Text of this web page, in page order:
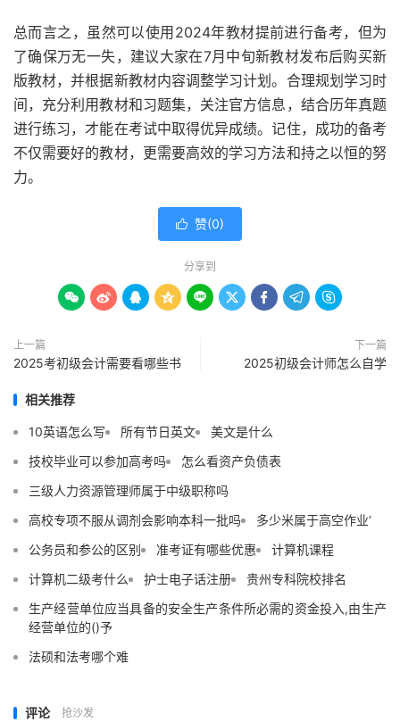
总而言之，虽然可以使用2024年教材提前进行备考，但为
了确保万无一失，建议大家在7月中旬新教材发布后购买新
版教材，并根据新教材内容调整学习计划。合理规划学习时
间，充分利用教材和习题集，关注官方信息，结合历年真题
进行练习，才能在考试中取得优异成绩。记住，成功的备考
不仅需要好的教材，更需要高效的学习方法和持之以恒的努
力。
 赞(0)
分享到
        
上一篇
2025考初级会计需要看哪些书
下一篇
2025初级会计师怎么自学
相关推荐
10英语怎么写 所有节日英文
美文是什么
技校毕业可以参加高考吗
怎么看资产负债表
三级人力资源管理师属于中级职称吗
高校专项不服从调剂会影响本科一批吗
多少米属于高空作业‘
公务员和参公的区别
准考证有哪些优惠
计算机课程
计算机二级考什么
护士电子话注册
贵州专科院校排名
生产经营单位应当具备的安全生产条件所必需的资金投入,由生产
经营单位的()予
法硕和法考哪个难
评论 抢沙发